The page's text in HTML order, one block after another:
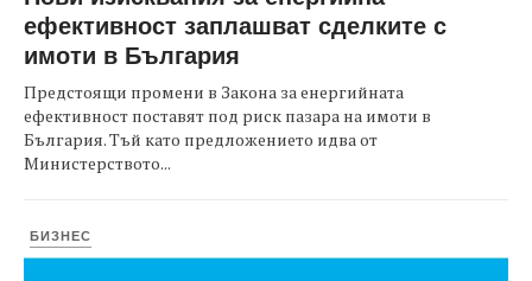
ефективност заплашват сделките с
имоти в България
Предстоящи промени в Закона за енергийната
ефективност поставят под риск пазара на имоти в
България. Тъй като предложението идва от
Министерството...
БИЗНЕС